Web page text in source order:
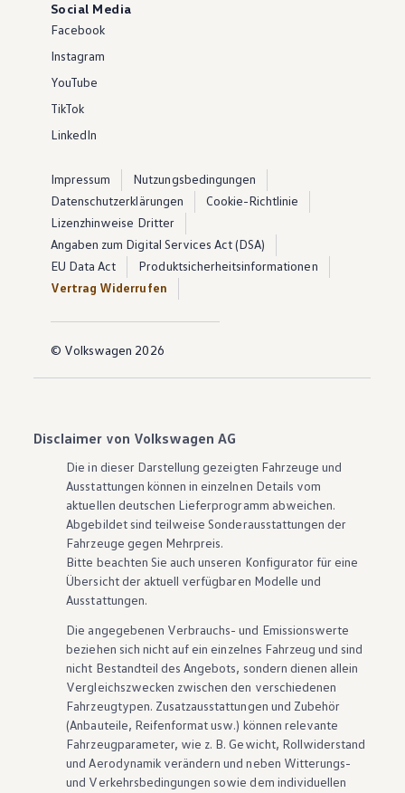
Social Media
Facebook
Instagram
YouTube
TikTok
LinkedIn
Impressum
Nutzungsbedingungen
Datenschutzerklärungen
Cookie-Richtlinie
Lizenzhinweise Dritter
Angaben zum Digital Services Act (DSA)
EU Data Act
Produktsicherheitsinformationen
Vertrag Widerrufen
© Volkswagen 2026
Disclaimer von Volkswagen AG
Die in dieser Darstellung gezeigten Fahrzeuge und
Ausstattungen können in einzelnen Details vom
aktuellen deutschen Lieferprogramm abweichen.
Abgebildet sind teilweise Sonderausstattungen der
Fahrzeuge gegen Mehrpreis.
Bitte beachten Sie auch unseren Konfigurator für eine
Übersicht der aktuell verfügbaren Modelle und
Ausstattungen.
Die angegebenen Verbrauchs- und Emissionswerte
beziehen sich nicht auf ein einzelnes Fahrzeug und sind
nicht Bestandteil des Angebots, sondern dienen allein
Vergleichszwecken zwischen den verschiedenen
Fahrzeugtypen. Zusatzausstattungen und Zubehör
(Anbauteile, Reifenformat usw.) können relevante
Fahrzeugparameter, wie z. B. Gewicht, Rollwiderstand
und Aerodynamik verändern und neben Witterungs-
und Verkehrsbedingungen sowie dem individuellen